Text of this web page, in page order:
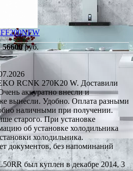
56600руб.
RCNK 270K20 W. Доставили
аккуратно внесли и
вынесли. Удобно. Оплата разными
наличными при получении.
старого. При установке
об установке холодильника
холодильника.
документов, без напоминаний
был куплен в декабре 2014, 3